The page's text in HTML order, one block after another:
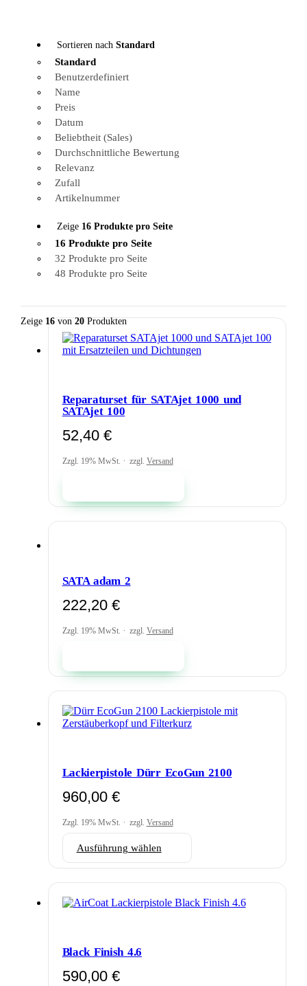
Sortieren nach Standard
Standard
Benutzerdefiniert
Name
Preis
Datum
Beliebtheit (Sales)
Durchschnittliche Bewertung
Relevanz
Zufall
Artikelnummer
Zeige 16 Produkte pro Seite
16 Produkte pro Seite
32 Produkte pro Seite
48 Produkte pro Seite
Zeige 16von20Produkten
Reparaturset für SATAjet 1000 und
SATAjet 100
52,40 €
Zzgl. 19% MwSt. zzgl. Versand
SATA adam 2
222,20 €
Zzgl. 19% MwSt. zzgl. Versand
Lackierpistole Dürr EcoGun 2100
960,00 €
Zzgl. 19% MwSt. zzgl. Versand
Ausführung wählen
Produkt
weist
mehrere
Varianten
auf.
Black Finish 4.6
590,00 €